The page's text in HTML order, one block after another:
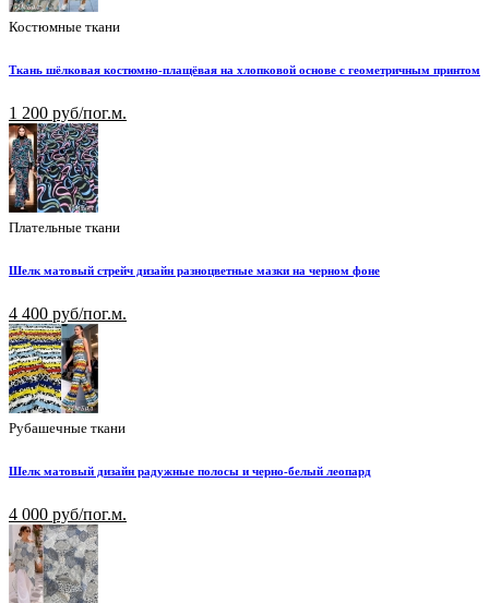
Костюмные ткани
Ткань шёлковая костюмно-плащёвая на хлопковой основе с геометричным принтом
1 200 руб/пог.м.
Плательные ткани
Шелк матовый стрейч дизайн разноцветные мазки на черном фоне
4 400 руб/пог.м.
Рубашечные ткани
Шелк матовый дизайн радужные полосы и черно-белый леопард
4 000 руб/пог.м.